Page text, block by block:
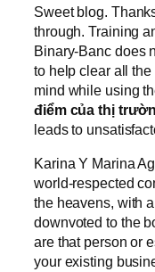
Sweet blog.
through. Training
Binary-Banc does
to help clear all
mind while using
điểm của thị
leads to
Karina Y Marina
world-respected
the heavens, with
downvoted to the
are that person or
your existing